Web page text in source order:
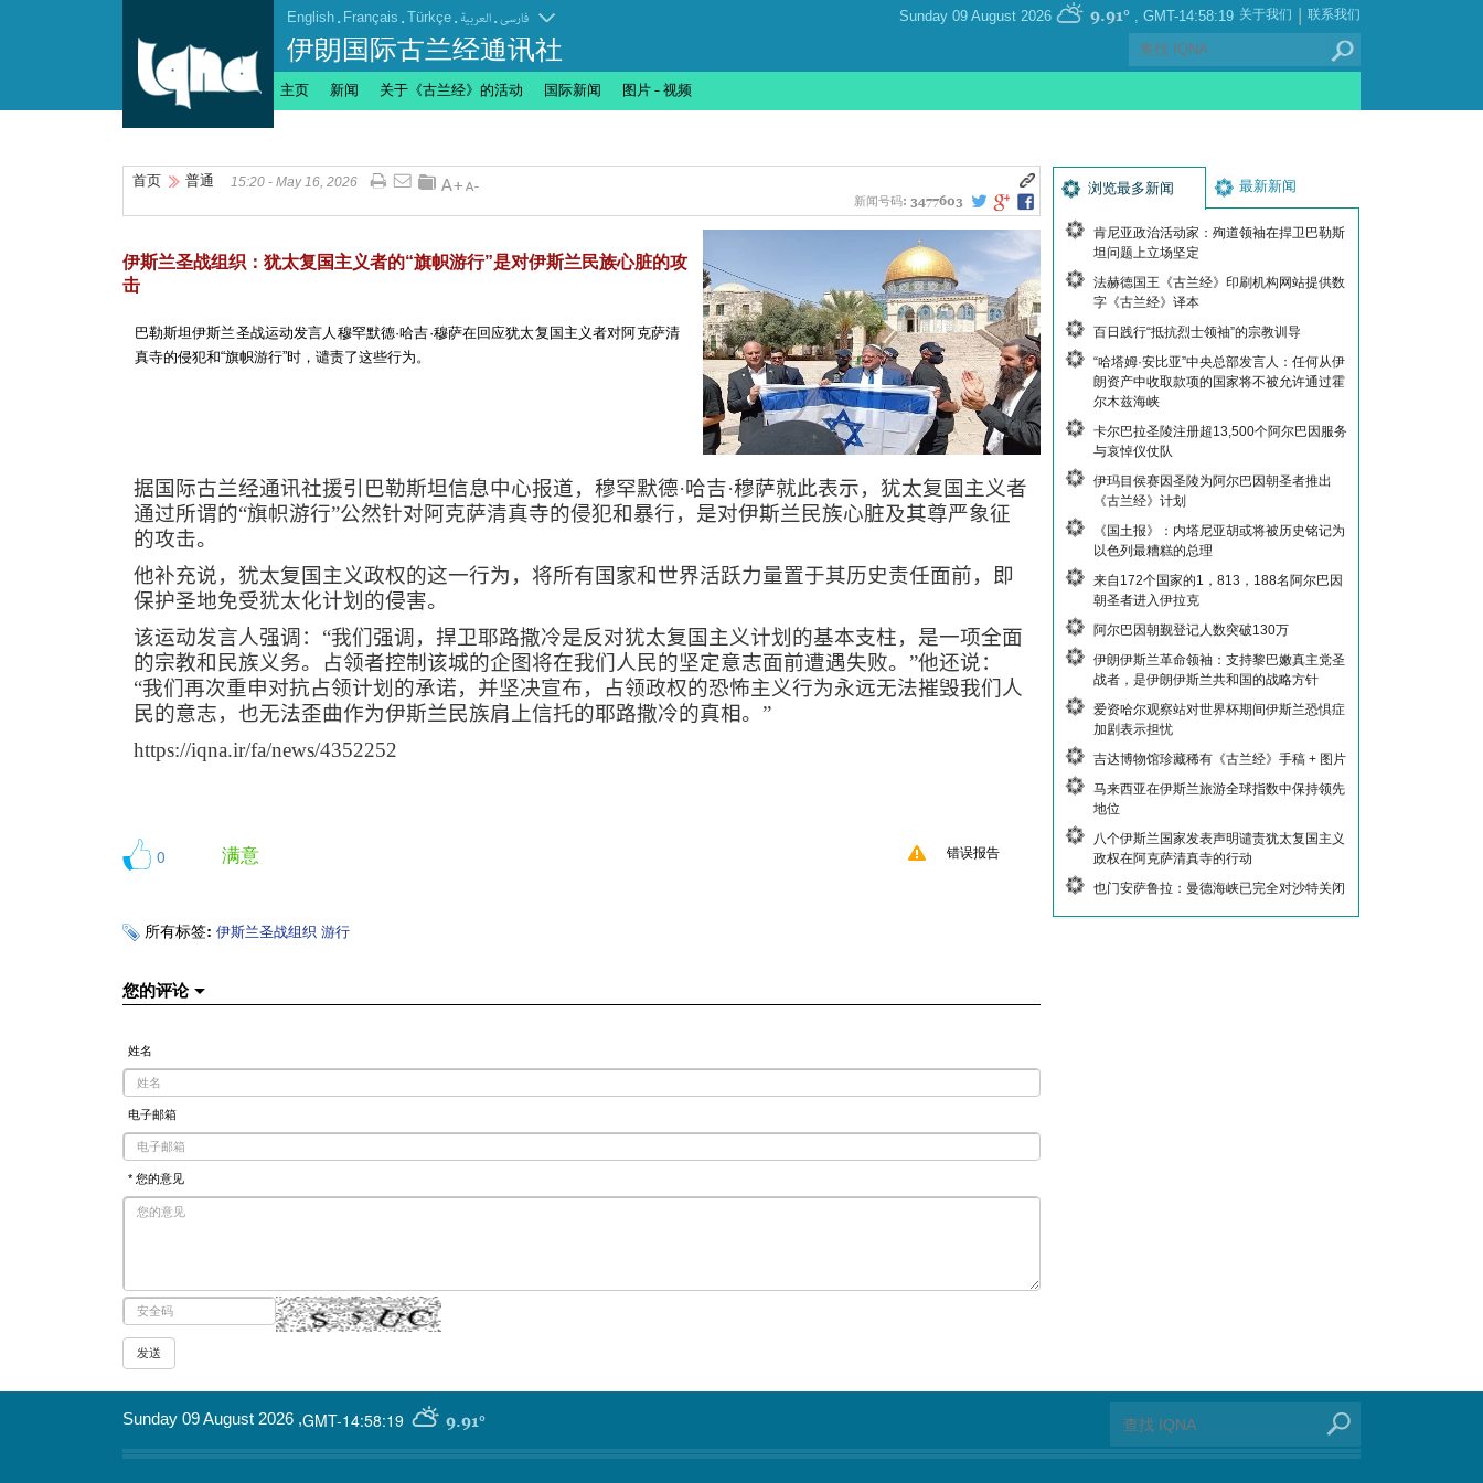
English . Français . Türkçe . العربیة.فارسی
伊朗国际古兰经通讯社
GMT-14:58:19
, Sunday 09 August 2026
9.91° 联系我们
|
关于我们
主页 新闻 关于《古兰经》的活动 国际新闻 图片 - 视频
首页 普通
15:20 - May 16, 2026
新闻号码: 3477603
伊斯兰圣战组织：犹太复国主义者的“旗帜游行”是对伊斯兰民族心脏的攻
击
巴勒斯坦伊斯兰圣战运动发言人穆罕默德·哈吉·穆萨在回应犹太复国主义者对阿克萨清
真寺的侵犯和“旗帜游行”时，谴责了这些行为。
据国际古兰经通讯社援引巴勒斯坦信息中心报道，穆罕默德·哈吉·穆萨就此表示，犹太复国主义者
通过所谓的“旗帜游行”公然针对阿克萨清真寺的侵犯和暴行，是对伊斯兰民族心脏及其尊严象征
的攻击。
他补充说，犹太复国主义政权的这一行为，将所有国家和世界活跃力量置于其历史责任面前，即
保护圣地免受犹太化计划的侵害。
该运动发言人强调：“我们强调，捍卫耶路撒冷是反对犹太复国主义计划的基本支柱，是一项全面
的宗教和民族义务。占领者控制该城的企图将在我们人民的坚定意志面前遭遇失败。”他还说：
“我们再次重申对抗占领计划的承诺，并坚决宣布，占领政权的恐怖主义行为永远无法摧毁我们人
民的意志，也无法歪曲作为伊斯兰民族肩上信托的耶路撒冷的真相。”
https://iqna.ir/fa/news/4352252
0 满意 错误报告
所有标签: 伊斯兰圣战组织 游行
您的评论
姓名
电子邮箱
* 您的意见
浏览最多新闻 最新新闻
肯尼亚政治活动家：殉道领袖在捍卫巴勒斯
坦问题上立场坚定
法赫德国王《古兰经》印刷机构网站提供数
字《古兰经》译本
百日践行“抵抗烈士领袖”的宗教训导
“哈塔姆·安比亚”中央总部发言人：任何从伊
朗资产中收取款项的国家将不被允许通过霍
尔木兹海峡
卡尔巴拉圣陵注册超13,500个阿尔巴因服务
与哀悼仪仗队
伊玛目侯赛因圣陵为阿尔巴因朝圣者推出
《古兰经》计划
《国土报》：内塔尼亚胡或将被历史铭记为
以色列最糟糕的总理
来自172个国家的1，813，188名阿尔巴因
朝圣者进入伊拉克
阿尔巴因朝觐登记人数突破130万
伊朗伊斯兰革命领袖：支持黎巴嫩真主党圣
战者，是伊朗伊斯兰共和国的战略方针
爱资哈尔观察站对世界杯期间伊斯兰恐惧症
加剧表示担忧
吉达博物馆珍藏稀有《古兰经》手稿 + 图片
马来西亚在伊斯兰旅游全球指数中保持领先
地位
八个伊斯兰国家发表声明谴责犹太复国主义
政权在阿克萨清真寺的行动
也门安萨鲁拉：曼德海峡已完全对沙特关闭
GMT-14:58:19 9.91°
Sunday 09 August 2026 ,